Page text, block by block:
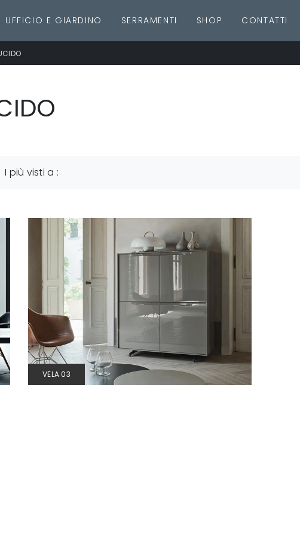
UFFICIO E GIARDINO SERRAMENTI SHOP CONTATTI
I più visti a :
VELA 03